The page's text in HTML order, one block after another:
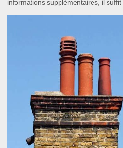
informations supplémentaires, il